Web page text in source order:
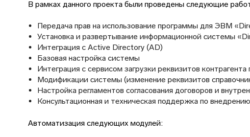
В рамках данного проекта были проведены следующие
Передача прав на использование программы для ЭВМ
Установка и развертывание информационной системы
Интеграция с Active Directory (AD)
Базовая настройка системы
Интеграция с сервисом загрузки реквизитов
Модификации системы (изменение реквизитов
Настройка регламентов согласования договоров и
Консультационная и техническая поддержка по
Автоматизация следующих модулей: